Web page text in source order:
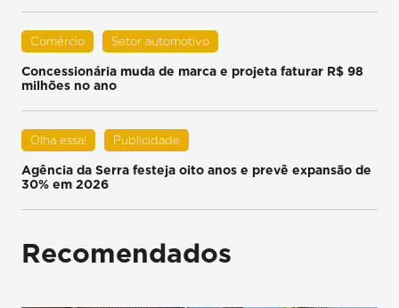
Comércio Setor automotivo
Concessionária muda de marca e projeta faturar R$ 98
milhões no ano
Olha essa! Publicidade
Agência da Serra festeja oito anos e prevê expansão de
30% em 2026
Recomendados